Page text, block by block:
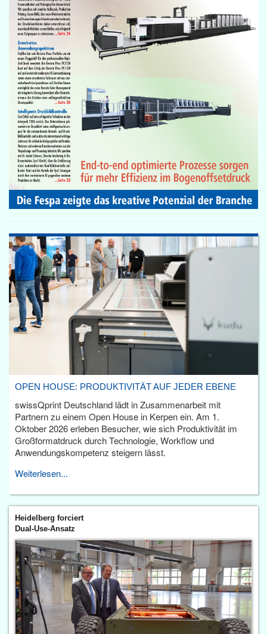
OPEN HOUSE: PRODUKTIVITÄT AUF JEDER EBENE
swissQprint Deutschland lädt in Zusammenarbeit mit
Partnern zu einem Open House in Kerpen ein. Am 1.
Oktober 2026 erleben Besucher, wie sich Produktivität im
Großformatdruck durch Technologie, Workflow und
Anwendungskompetenz steigern lässt.
Weiterlesen...
Heidelberg forciert
Dual-Use-Ansatz